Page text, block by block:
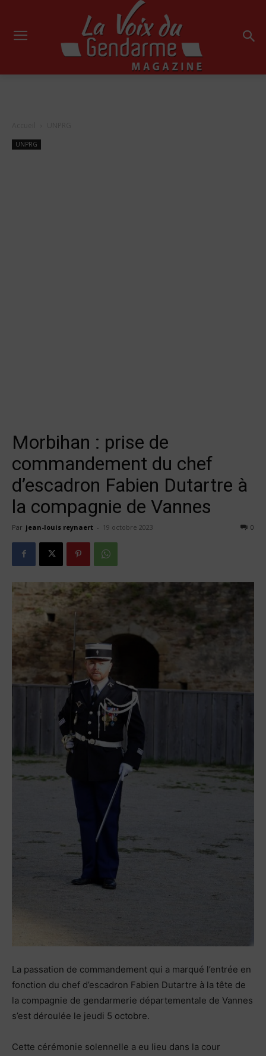
UNPRG
Morbihan : prise de
commandement du chef
d’escadron Fabien Dutartre à
la compagnie de Vannes
Par jean-louis reynaert - 19 octobre 2023 0
La passation de commandement qui a marqué l’entrée en
fonction du chef d’escadron Fabien Dutartre à la tête de
la compagnie de gendarmerie départementale de Vannes
s’est déroulée le jeudi 5 octobre.
Cette cérémonie solennelle a eu lieu dans la cour